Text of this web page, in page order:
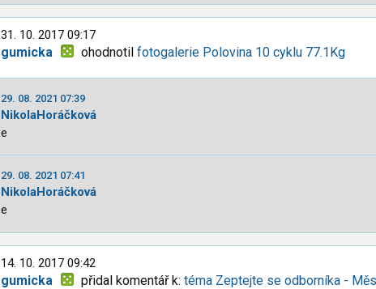
31. 10. 2017 09:17
gumicka ohodnotilfotogalerie Polovina 10 cyklu 77.1Kg
29. 08. 2021 07:39
NikolaHoráčková
e
29. 08. 2021 07:41
NikolaHoráčková
e
14. 10. 2017 09:42
gumicka přidal komentář k:téma Zeptejte se odborníka -